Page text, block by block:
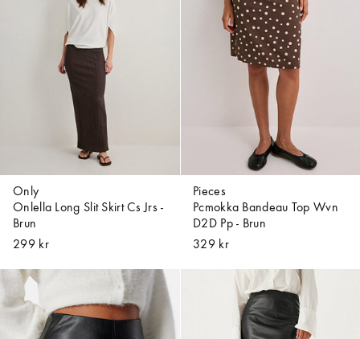
Only
Onlella Long Slit Skirt Cs Jrs -
Brun
299 kr
Pieces
Pcmokka Bandeau Top Wvn
D2D Pp - Brun
329 kr